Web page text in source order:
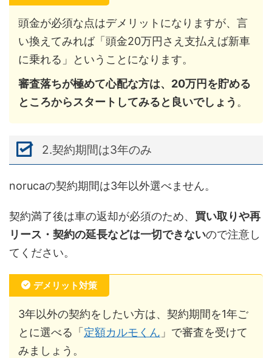
頭金が必須な点はデメリットになりますが、言
い換えてみれば「頭金20万円さえ支払えば新車
に乗れる」ということになります。
審査落ちが極めて心配な方は、20万円を貯める
ところからスタートしてみると良いでしょう 。
2.契約期間は3年のみ
norucaの契約期間は3年以外選べません。
契約満了後は車の返却が必須のため、 買い取りや再
リース・契約の延長などは一切できないので注意し
てください。
デメリット対策
3年以外の契約をしたい方は、契約期間を1年ご
とに選べる「 定額カルモくん 」で審査を受けて
みましょう。